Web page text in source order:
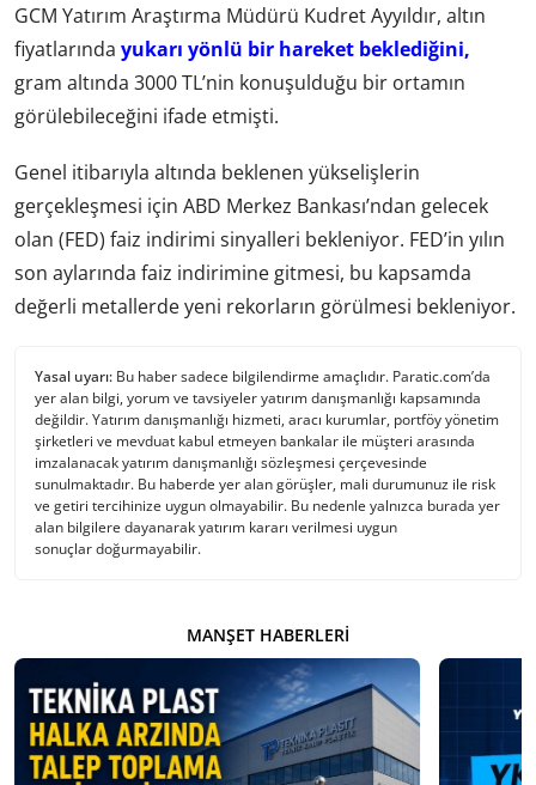
GCM Yatırım Araştırma Müdürü Kudret Ayyıldır, altın
fiyatlarında yukarı yönlü bir hareket beklediğini,
gram altında 3000 TL’nin konuşulduğu bir ortamın
görülebileceğini ifade etmişti.
Genel itibarıyla altında beklenen yükselişlerin
gerçekleşmesi için ABD Merkez Bankası’ndan gelecek
olan (FED) faiz indirimi sinyalleri bekleniyor. FED’in yılın
son aylarında faiz indirimine gitmesi, bu kapsamda
değerli metallerde yeni rekorların görülmesi bekleniyor.
Yasal uyarı: Bu haber sadece bilgilendirme amaçlıdır. Paratic.com’da
yer alan bilgi, yorum ve tavsiyeler yatırım danışmanlığı kapsamında
değildir. Yatırım danışmanlığı hizmeti, aracı kurumlar, portföy yönetim
şirketleri ve mevduat kabul etmeyen bankalar ile müşteri arasında
imzalanacak yatırım danışmanlığı sözleşmesi çerçevesinde
sunulmaktadır. Bu haberde yer alan görüşler, mali durumunuz ile risk
ve getiri tercihinize uygun olmayabilir. Bu nedenle yalnızca burada yer
alan bilgilere dayanarak yatırım kararı verilmesi uygun
sonuçlar doğurmayabilir.
MANŞET HABERLERI